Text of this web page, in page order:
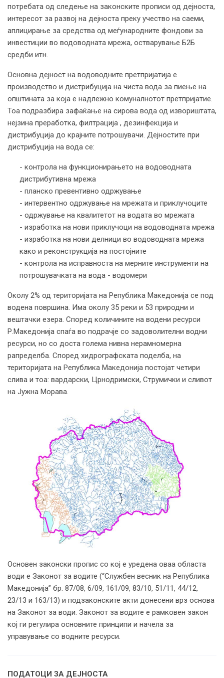
потребата од следење на законските прописи од дејноста,
интересот за развој на дејноста преку учество на саеми,
аплицирање за средства од меѓународните фондови за
инвестиции во водоводната мрежа, остварување Б2Б
средби итн.
Основна дејност на водоводните претпријатија е
производство и дистрибуција на чиста вода за пиење на
општината за која е надлежно комуналнотот претпријатие.
Тоа подразбира зафаќање на сирова вода од извориштата,
нејзина преработка, филтрација , дезинфекција и
дистрибуција до крајните потрошувачи. Дејностите при
дистрибуција на вода се:
- контрола на функционирањето на водоводната
дистрибутивна мрежа
- планско превентивно одржување
- интервентно одржување на мрежата и приклучоците
- одржување на квалитетот на водата во мрежата
- изработка на нови приклучоци на водоводната мрежа
- изработка на нови делници во водоводната мрежа
како и реконструкција на постојните
- контрола на исправноста на мерните инструменти на
потрошувачката на вода - водомери
Околу 2% од територијата на Република Македонија се под
водена површина. Има околу 35 реки и 53 природни и
вештачки езера. Според количините на водени ресурси
Р.Македонија спаѓа во подрачје со задоволителни водни
ресурси, но со доста голема нивна нерамномерна
рапределба. Според хидрографската поделба, на
територијата на Република Македонија постојат четири
слива и тоа: вардарски, Црнодримски, Струмички и сливот
на Јужна Морава.
Основен законски пропис со кој е уредена оваа областа
води е Законот за водите (“Службен весник на Република
Македонија” бр. 87/08, 6/09, 161/09, 83/10, 51/11, 44/12,
23/13 и 163/13) и подзаконските акти донесени врз основа
на Законот за води. Законот за водите е рамковен закон
кој ги регулира основните принципи и начела за
управување со водните ресурси.
ПОДАТОЦИ ЗА ДЕЈНОСТА